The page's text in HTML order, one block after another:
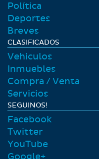
Polí­tica
Deportes
Breves
CLASIFICADOS
Vehiculos
Inmuebles
Compra / Venta
Servicios
SEGUINOS!
Facebook
Twitter
YouTube
Google+